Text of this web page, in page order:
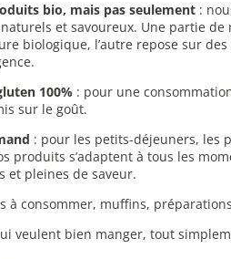
bio, mais pas seulement :
et savoureux. Une partie de
biologique, l’autre repose sur
100% : pour une
sur le goût.
: pour les petits-déjeuners, les
produits s’adaptent à tous les
et pleines de saveur.
à consommer, muffins,
veulent bien manger, tout